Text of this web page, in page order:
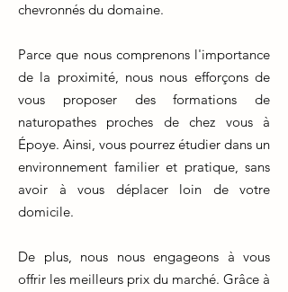
chevronnés du domaine.
Parce que nous comprenons l'importance
de la proximité, nous nous efforçons de
vous proposer des formations de
naturopathes proches de chez vous à
Époye. Ainsi, vous pourrez étudier dans un
environnement familier et pratique, sans
avoir à vous déplacer loin de votre
domicile.
De plus, nous nous engageons à vous
offrir les meilleurs prix du marché. Grâce à